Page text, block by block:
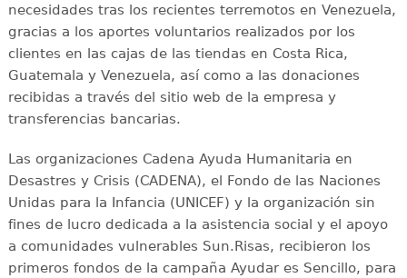
necesidades tras los recientes terremotos en Venezuela,
gracias a los aportes voluntarios realizados por los
clientes en las cajas de las tiendas en Costa Rica,
Guatemala y Venezuela, así como a las donaciones
recibidas a través del sitio web de la empresa y
transferencias bancarias.
Las organizaciones Cadena Ayuda Humanitaria en
Desastres y Crisis (CADENA), el Fondo de las Naciones
Unidas para la Infancia (UNICEF) y la organización sin
fines de lucro dedicada a la asistencia social y el apoyo
a comunidades vulnerables Sun.Risas, recibieron los
primeros fondos de la campaña Ayudar es Sencillo, para